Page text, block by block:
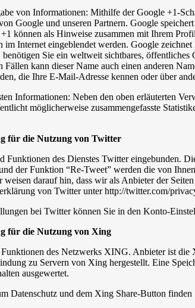
von Informationen: Mithilfe der Google +1-
Google und unseren Partnern. Google
+1 können als Hinweise zusammen mit Ihrem
im Internet eingeblendet werden. Google
Sie ein weltweit sichtbares,
Fällen kann dieser Name auch einen anderen
die Ihre E-Mail-Adresse kennen oder über
Informationen: Neben den oben erläuterten
möglicherweise zusammengefasste
für die Nutzung von Twitter
Funktionen des Dienstes Twitter eingebunden.
der Funktion “Re-Tweet” werden die von
weisen darauf hin, dass wir als Anbieter der
von Twitter unter http://twitter.com/
bei Twitter können Sie in den Konto-
für die Nutzung von Xing
Funktionen des Netzwerks XING. Anbieter ist
zu Servern von Xing hergestellt. Eine
ausgewertet.
Datenschutz und dem Xing Share-Button